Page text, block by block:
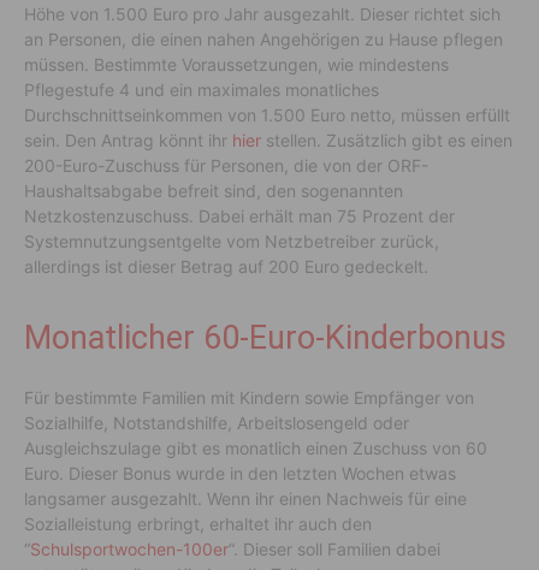
Höhe von 1.500 Euro pro Jahr ausgezahlt. Dieser richtet sich
an Personen, die einen nahen Angehörigen zu Hause pflegen
müssen. Bestimmte Voraussetzungen, wie mindestens
Pflegestufe 4 und ein maximales monatliches
Durchschnittseinkommen von 1.500 Euro netto, müssen erfüllt
sein. Den Antrag könnt ihr hier stellen. Zusätzlich gibt es einen
200-Euro-Zuschuss für Personen, die von der ORF-
Haushaltsabgabe befreit sind, den sogenannten
Netzkostenzuschuss. Dabei erhält man 75 Prozent der
Systemnutzungsentgelte vom Netzbetreiber zurück,
allerdings ist dieser Betrag auf 200 Euro gedeckelt.
Monatlicher 60-Euro-Kinderbonus
Für bestimmte Familien mit Kindern sowie Empfänger von
Sozialhilfe, Notstandshilfe, Arbeitslosengeld oder
Ausgleichszulage gibt es monatlich einen Zuschuss von 60
Euro. Dieser Bonus wurde in den letzten Wochen etwas
langsamer ausgezahlt. Wenn ihr einen Nachweis für eine
Sozialleistung erbringt, erhaltet ihr auch den
“Schulsportwochen-100er“. Dieser soll Familien dabei